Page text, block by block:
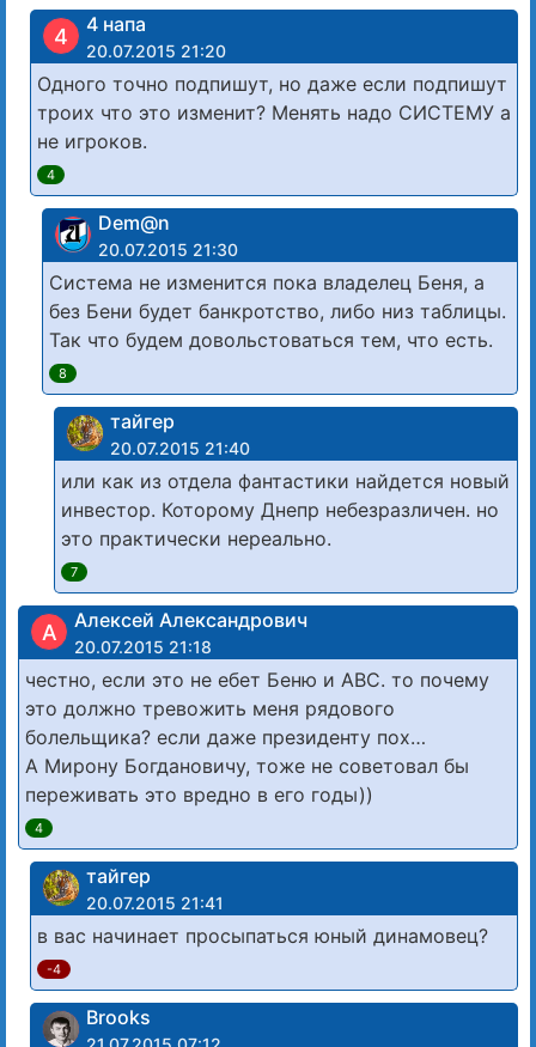
4 4 напа
20.07.2015 21:20
Одного точно подпишут, но даже если подпишут
троих что это изменит? Менять надо СИСТЕМУ а
не игроков.
4
Dem@n
20.07.2015 21:30
Система не изменится пока владелец Беня, а
без Бени будет банкротство, либо низ таблицы.
Так что будем довольстоваться тем, что есть.
8
тайгер
20.07.2015 21:40
или как из отдела фантастики найдется новый
инвестор. Которому Днепр небезразличен. но
это практически нереально.
7
А Алексей Александрович
20.07.2015 21:18
честно, если это не ебет Беню и АВС. то почему
это должно тревожить меня рядового
болельщика? если даже президенту пох…
А Мирону Богдановичу, тоже не советовал бы
переживать это вредно в его годы))
4
тайгер
20.07.2015 21:41
в вас начинает просыпаться юный динамовец?
-4
Brooks